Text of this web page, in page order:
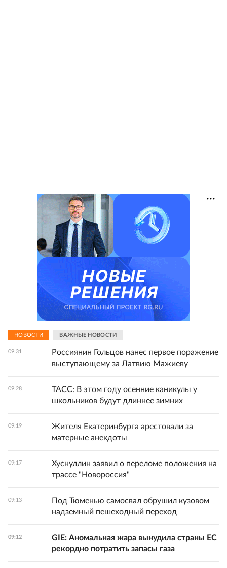
НОВОСТИ ВАЖНЫЕ НОВОСТИ
09:31
Россиянин Гольцов нанес первое поражение
выступающему за Латвию Мажиеву
09:28
ТАСС: В этом году осенние каникулы у
школьников будут длиннее зимних
09:19
Жителя Екатеринбурга арестовали за
матерные анекдоты
09:17
Хуснуллин заявил о переломе положения на
трассе "Новороссия"
09:13
Под Тюменью самосвал обрушил кузовом
надземный пешеходный переход
09:12
GIE: Аномальная жара вынудила страны ЕС
рекордно потратить запасы газа